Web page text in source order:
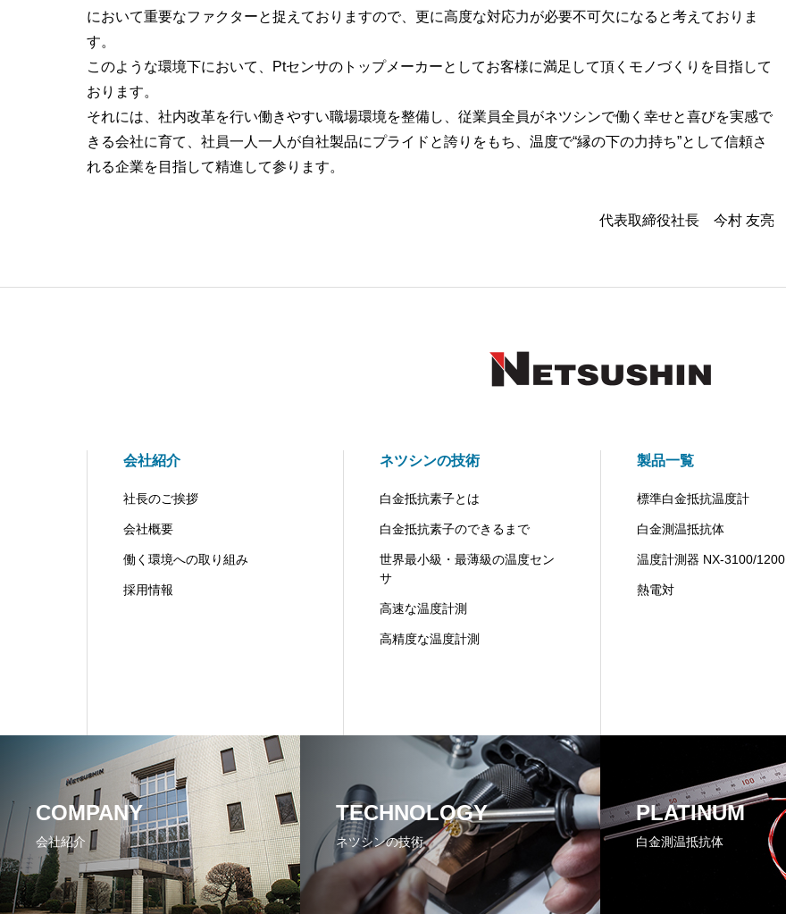
において重要なファクターと捉えておりますので、更に高度な対応力が必要不可欠になると考えておりま
す。
このような環境下において、Ptセンサのトップメーカーとしてお客様に満足して頂くモノづくりを目指して
おります。
それには、社内改革を行い働きやすい職場環境を整備し、従業員全員がネツシンで働く幸せと喜びを実感で
きる会社に育て、社員一人一人が自社製品にプライドと誇りをもち、温度で“縁の下の力持ち”として信頼さ
れる企業を目指して精進して参ります。
代表取締役社長 今村 友亮
会社紹介
社長のご挨拶
会社概要
働く環境への取り組み
採用情報
ネツシンの技術
白金抵抗素子とは
白金抵抗素子のできるまで
世界最小級・最薄級の温度セン
サ
高速な温度計測
高精度な温度計測
製品一覧
標準白金抵抗温度計
白金測温抵抗体
温度計測器 NX-3100/1200
熱電対
COMPANY
会社紹介
TECHNOLOGY
ネツシンの技術
PLATINUM
白金測温抵抗体